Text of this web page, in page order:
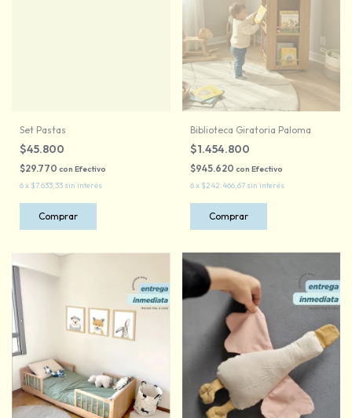
Set Pastas
$45.800
$29.770 con Efectivo
6x $7.633,33 sin interés
Biblioteca Giratoria Paloma
$1.454.800
$945.620 con Efectivo
6x $242.466,67 sin interés